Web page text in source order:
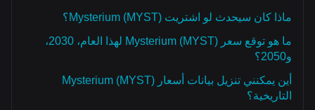
ماذا كان سيحدث لو اشتريت Mysterium (MYST)؟
ما هو توقع سعر Mysterium (MYST) لهذا العام، 2030،
و2050؟
أين يمكنني تنزيل بيانات أسعار Mysterium (MYST)
التاريخية؟